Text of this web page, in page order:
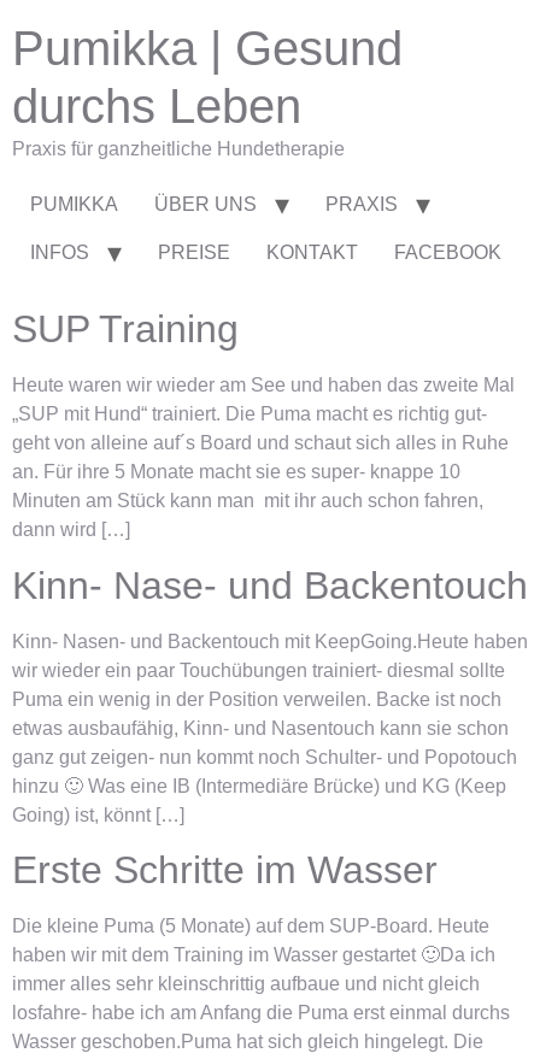
Pumikka | Gesund
durchs Leben
Praxis für ganzheitliche Hundetherapie
PUMIKKA ÜBER UNS PRAXIS
INFOS PREISE KONTAKT FACEBOOK
SUP Training
Heute waren wir wieder am See und haben das zweite Mal
„SUP mit Hund“ trainiert. Die Puma macht es richtig gut-
geht von alleine auf´s Board und schaut sich alles in Ruhe
an. Für ihre 5 Monate macht sie es super- knappe 10
Minuten am Stück kann man mit ihr auch schon fahren,
dann wird […]
Kinn- Nase- und Backentouch
Kinn- Nasen- und Backentouch mit KeepGoing.Heute haben
wir wieder ein paar Touchübungen trainiert- diesmal sollte
Puma ein wenig in der Position verweilen. Backe ist noch
etwas ausbaufähig, Kinn- und Nasentouch kann sie schon
ganz gut zeigen- nun kommt noch Schulter- und Popotouch
hinzu 🙂 Was eine IB (Intermediäre Brücke) und KG (Keep
Going) ist, könnt […]
Erste Schritte im Wasser
Die kleine Puma (5 Monate) auf dem SUP-Board. Heute
haben wir mit dem Training im Wasser gestartet 🙂Da ich
immer alles sehr kleinschrittig aufbaue und nicht gleich
losfahre- habe ich am Anfang die Puma erst einmal durchs
Wasser geschoben.Puma hat sich gleich hingelegt. Die